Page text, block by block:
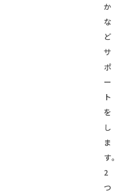
か
な
ど
サ
ポ
ー
ト
を
し
ま
す。
2
つ